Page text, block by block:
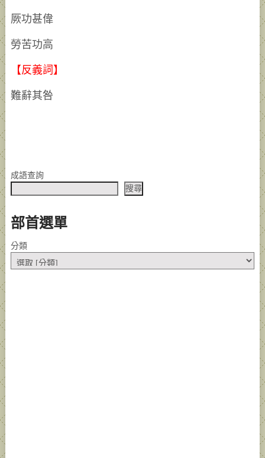
厥功甚偉
勞苦功高
【反義詞】
難辭其咎
成語查詢
搜尋
部首選單
分類